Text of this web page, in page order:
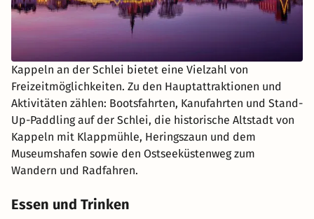
Kappeln an der Schlei bietet eine Vielzahl von
Freizeitmöglichkeiten. Zu den Hauptattraktionen und
Aktivitäten zählen: Bootsfahrten, Kanufahrten und Stand-
Up-Paddling auf der Schlei, die historische Altstadt von
Kappeln mit Klappmühle, Heringszaun und dem
Museumshafen sowie den Ostseeküstenweg zum
Wandern und Radfahren.
Essen und Trinken